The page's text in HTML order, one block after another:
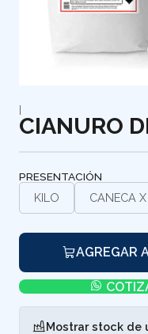
|
CIANURO
PRESENTACIÓN
KILO CANECA
AGREGAR
Mostrar stock de